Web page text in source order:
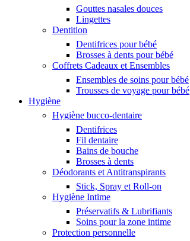
Gouttes nasales douces
Lingettes
Dentition
Dentifrices pour bébé
Brosses à dents pour bébé
Coffrets Cadeaux et Ensembles
Ensembles de soins pour bébé
Trousses de voyage pour bébé
Hygiène
Hygiène bucco-dentaire
Dentifrices
Fil dentaire
Bains de bouche
Brosses à dents
Déodorants et Antitranspirants
Stick, Spray et Roll-on
Hygiène Intime
Préservatifs & Lubrifiants
Soins pour la zone intime
Protection personnelle